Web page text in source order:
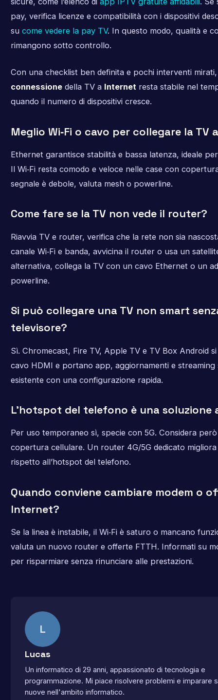
pay, verifica licenze e compatibilità con i dispositivi
su come vedere la pay TV. In questo modo, qualità e
rimangono sotto controllo.
Con una checklist ben definita e pochi interventi
connessionedella TV a Internetresta stabile nel
quando il numero di dispositivi cresce.
Meglio Wi‑Fi o cavo per collegare la TV
Ethernet garantisce stabilità e bassa latenza, ideale
Il Wi‑Fi resta comodo e veloce nelle case con
segnale è debole, valuta mesh o powerline.
Come fare se la TV non vede il router?
Riavvia TV e router, verifica che la rete non sia
canale Wi‑Fi e banda, avvicina il router o usa un
alternativa, collega la TV con un cavo Ethernet o un
powerline.
Si può collegare una TV non smart
televisore?
Sì. Chromecast, Fire TV, Apple TV e TV Box Android
cavo HDMI e portano app, aggiornamenti e streaming
esistente con una configurazione rapida.
L’hotspot del telefono è una soluzione
Per uso temporaneo sì, specie con 5G. Considera
copertura cellulare. Un router 4G/5G dedicato
rispetto all’hotspot del telefono.
Quando conviene cambiare modem o
Internet?
Se la linea è instabile, il Wi‑Fi è saturo o mancano
valuta un nuovo router e offerte FTTH. Informati su
per risparmiare senza rinunciare alle prestazioni.
L
Lucas
Un informatico di 29 anni, appassionato di tecnologia e
programmazione. Mi piace risolvere problemi e imparare
nuove nell'ambito informatico.